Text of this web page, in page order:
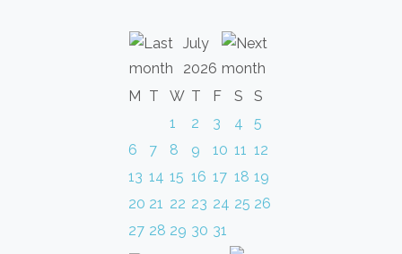
July
2026
M T W T F S
S
1
2 3 4
5
6
7 8 9 10 11 12
13 14 15 16 17 18 19
20 21 22 23 24 25 26
27 28 29 30 31